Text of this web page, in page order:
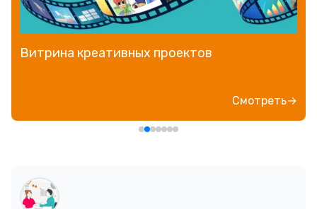
Прямой эфир «Мошенник VS Финансовый
Посмотреть→